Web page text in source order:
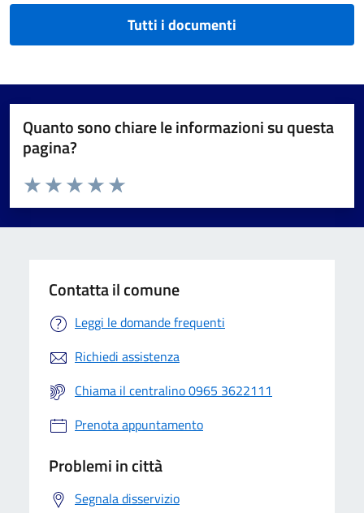
Tutti i documenti
Quanto sono chiare le informazioni su questa
pagina?
Valuta da 1 a 5 stelle la pagina
Valuta 5 stelle su 5
Valuta 4 stelle su 5
Valuta 3 stelle su 5
Valuta 2 stelle su 5
Valuta 1 stelle su 5
Contatta il comune
Leggi le domande frequenti
Richiedi assistenza
Chiama il centralino 0965 3622111
Prenota appuntamento
Problemi in città
Segnala disservizio